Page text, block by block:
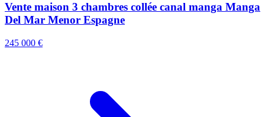
Vente maison 3 chambres collée canal manga Manga
Del Mar Menor Espagne
245 000 €